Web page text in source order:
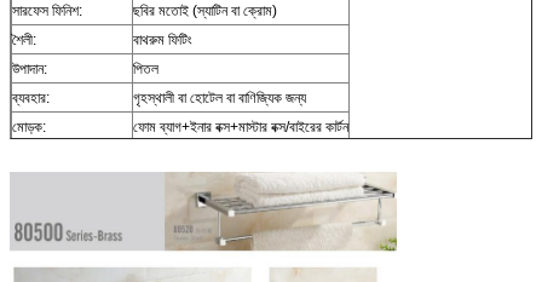
সারফেস ফিনিশ:
ছবির মতোই (স্যাটিন বা ক্রোম)
শৈলী:
বাথরুম ফিটিং
উপাদান:
পিতল
ব্যবহার:
গৃহস্থালী বা হোটেল বা বাণিজ্যিক জন্য
মোড়ক:
ফোম ব্যাগ+ইনার বক্স+মাস্টার বক্স/বাইরের কার্টন